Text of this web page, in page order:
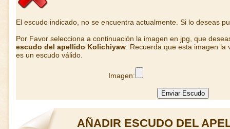
El escudo indicado, no se encuentra actualmente. Si lo deseas
Por Favor selecciona a continuación la imagen en jpg, que
escudo del apellido Kolichiyaw . Recuerda que esta imagen
es un escudo válido.
Imagen:
AÑADIR ESCUDO DEL